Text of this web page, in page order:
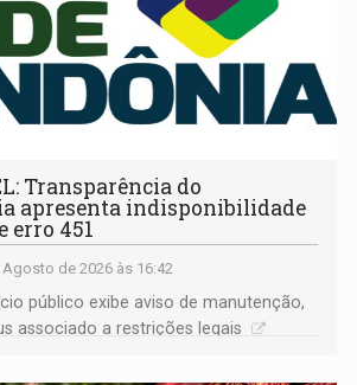
Transparência do
apresenta indisponibilidade
erro 451
Agosto de 2026 às 16:42
público exibe aviso de manutenção,
associado a restrições legais